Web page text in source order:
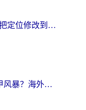
在澳大利亚用荔枝FM怎么把定位修改到中国国内？海外华人必看的内容访问指南
在美国用什么加速器玩装甲风暴？海外玩家亲测有效的国服游戏加速指南